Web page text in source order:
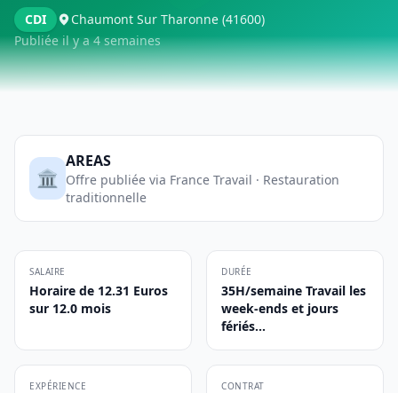
CDI
Chaumont Sur Tharonne (41600)
Publiée il y a 4 semaines
🏛️
AREAS
Offre publiée via France Travail · Restauration
traditionnelle
SALAIRE
Horaire de 12.31 Euros
sur 12.0 mois
DURÉE
35H/semaine Travail les
week-ends et jours
fériés...
EXPÉRIENCE CONTRAT